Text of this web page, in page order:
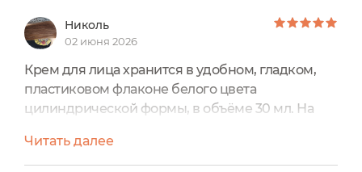
Николь
02 июня 2026
Крем для лица хранится в удобном, гладком,
пластиковом флаконе белого цвета
цилиндрической формы, в объёме 30 мл. На
наклейка, в которой больше всего преобладает
бирюзовый цвет, который ассоциируется с
Читать далее